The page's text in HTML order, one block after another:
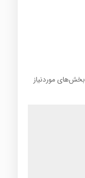
بخش‌های موردنیاز